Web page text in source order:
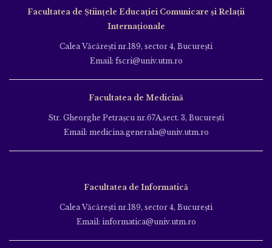
Facultatea de Ştiinţele Educației Comunicare și Relații
Internaționale
Calea Văcăreşti nr.189, sector 4, Bucureşti
Email: fscri@univ.utm.ro
Facultatea de Medicină
Str. Gheorghe Petraşcu nr.67A,sect. 3, Bucureşti
Email: medicina.generala@univ.utm.ro
Facultatea de Informatică
Calea Văcăreşti nr.189, sector 4, Bucureşti
Email: informatica@univ.utm.ro